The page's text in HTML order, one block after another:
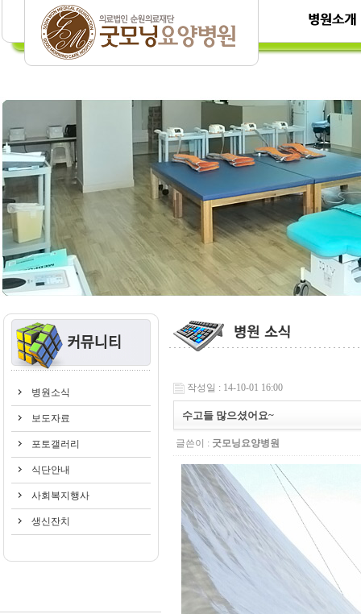
병원소식
보도자료
포토갤러리
식단안내
사회복지행사
생신잔치
작성일 : 14-10-01 16:00
수고들 많으셨어요~
글쓴이 : 굿모닝요양병원